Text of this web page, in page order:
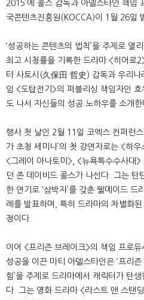
2015’에 콜스 감독과 아델스타인 책임
국콘텐츠진흥원(KOCCA)이 1월 26일
‘성공하는 콘텐츠의 법칙’을 주제로 열
최고 시청률을 기록한 드라마 <히어로
타 사토시(久保田 哲史) 감독과 우리나
임 <도탑전기>의 퍼블리싱 책임자인
도 나서 자신들의 성공 노하우를 소개한
행사 첫 날인 2월 11일 코엑스 컨퍼런
가 초청 세미나’의 첫 강연자로는 <하
<그레이 아나토미>, <뉴욕특수수사대
던 존 데이비드 콜스가 나선다. 그는 탄
한 연기로 ‘삼박자’를 갖춘 웰메이드
례를 발표하며, 특히 드라마의 차별화
정이다.
이어 <프리즌 브레이크>의 책임 프로
성공을 이끈 마티 아델스타인은 ‘프리
힘’을 주제로 드라마에서 캐릭터가 탄
다. 그는 영화 드라마 <라스트 맨 스탠